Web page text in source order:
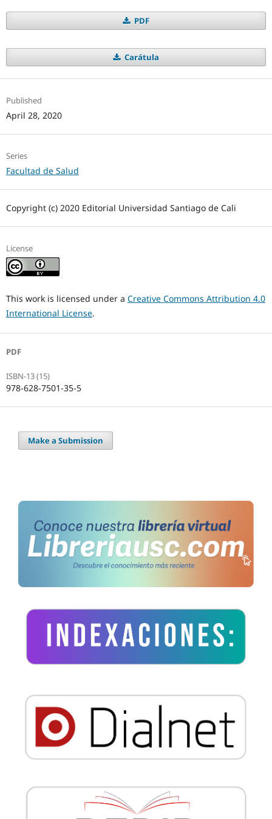
PDF
Carátula
Published
April 28, 2020
Series
Facultad de Salud
Copyright (c) 2020 Editorial Universidad Santiago de Cali
License
This work is licensed under a Creative Commons Attribution 4.0
International License.
PDF
ISBN-13 (15)
978-628-7501-35-5
Make a Submission